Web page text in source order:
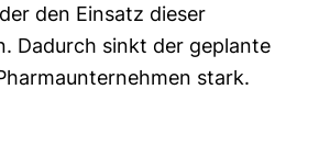
den Einsatz dieser
Dadurch sinkt der geplante
stark.